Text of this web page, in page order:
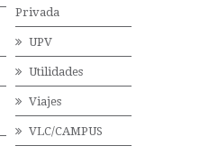
Privada
UPV
Utilidades
Viajes
VLC/CAMPUS